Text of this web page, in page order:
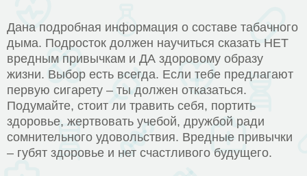
Дана подробная информация о составе табачного
дыма. Подросток должен научиться сказать НЕТ
вредным привычкам и ДА здоровому образу
жизни. Выбор есть всегда. Если тебе предлагают
первую сигарету – ты должен отказаться.
Подумайте, стоит ли травить себя, портить
здоровье, жертвовать учебой, дружбой ради
сомнительного удовольствия. Вредные привычки
– губят здоровье и нет счастливого будущего.